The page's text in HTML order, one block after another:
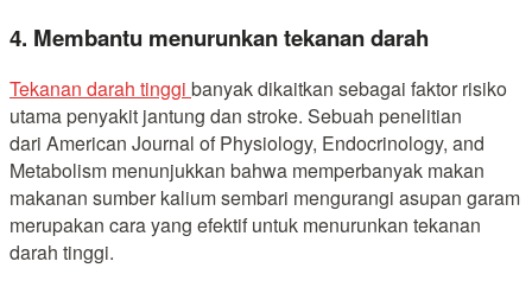
4. Membantu menurunkan tekanan darah
Tekanan darah tinggi banyak dikaitkan sebagai faktor risiko
utama penyakit jantung dan stroke. Sebuah penelitian
dari American Journal of Physiology, Endocrinology, and
Metabolism menunjukkan bahwa memperbanyak makan
makanan sumber kalium sembari mengurangi asupan garam
merupakan cara yang efektif untuk menurunkan tekanan
darah tinggi.